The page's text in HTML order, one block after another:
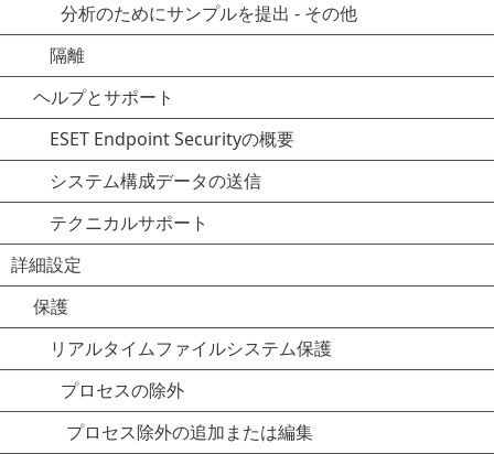
分析のためにサンプルを提出 - その他
隔離
ヘルプとサポート
ESET Endpoint Securityの概要
システム構成データの送信
テクニカルサポート
詳細設定
保護
リアルタイムファイルシステム保護
プロセスの除外
プロセス除外の追加または編集